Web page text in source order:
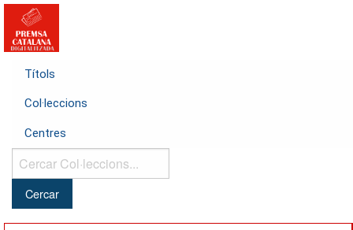
Títols
Col·leccions
Centres
Cercar
Col·leccions...